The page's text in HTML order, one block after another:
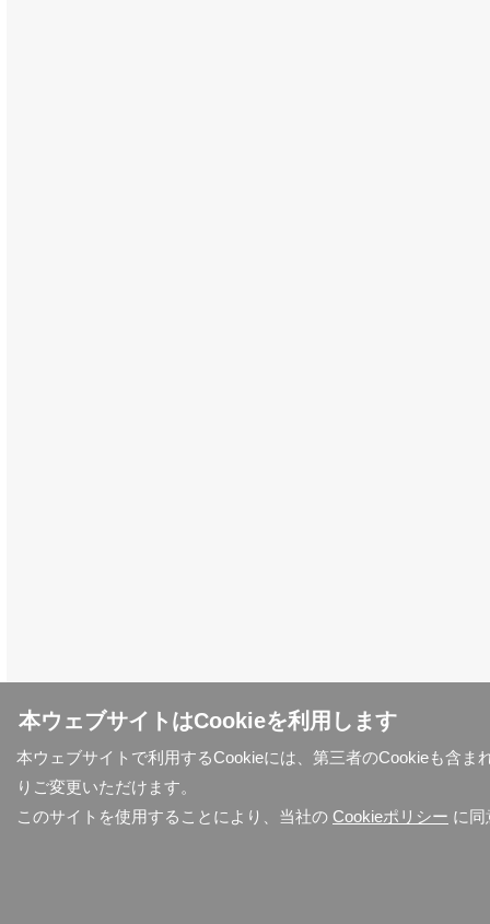
本ウェブサイトはCookieを利用します
本ウェブサイトで利用するCookieには、第三者のCookieも含
りご変更いただけます。
このサイトを使用することにより、当社の Cookieポリシー に